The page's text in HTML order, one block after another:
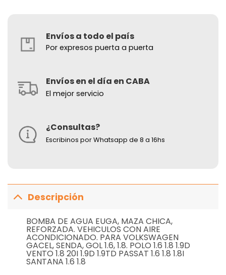
Envíos a todo el país
Por expresos puerta a puerta
Envíos en el día en CABA
El mejor servicio
¿Consultas?
Escribinos por Whatsapp de 8 a 16hs
Descripción
BOMBA DE AGUA EUGA, MAZA CHICA,
REFORZADA. VEHICULOS CON AIRE
ACONDICIONADO. PARA VOLKSWAGEN
GACEL, SENDA, GOL 1.6, 1.8. POLO 1.6 1.8 1.9D
VENTO 1.8 20I 1.9D 1.9TD PASSAT 1.6 1.8 1.8I
SANTANA 1.6 1.8